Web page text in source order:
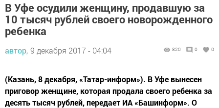
В Уфе осудили женщину, продавшую за
10 тысяч рублей своего новорожденного
ребенка
автор, 9 декабря 2017 - 04:04 820 0 0
(Казань, 8 декабря, «Татар-информ»). В Уфе вынесен
приговор женщине, которая продала своего ребенка за
десять тысяч рублей, передает ИА «Башинформ». О